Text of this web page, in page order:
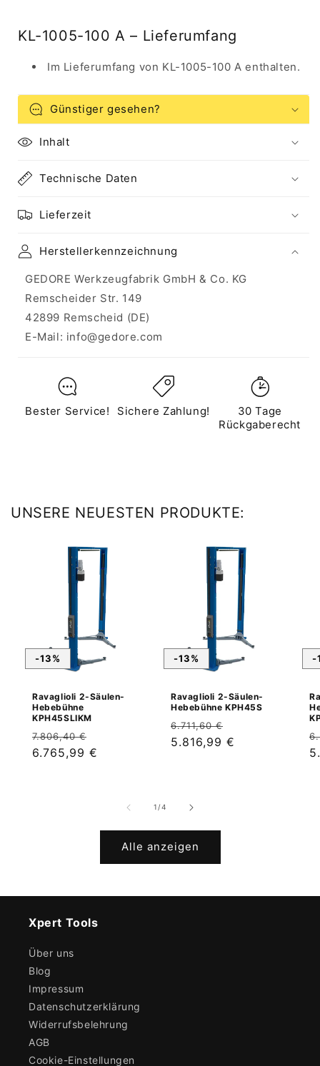
KL-1005-100 A – Lieferumfang
Im Lieferumfang von KL-1005-100 A enthalten.
Günstiger gesehen?
Inhalt
Technische Daten
Lieferzeit
Herstellerkennzeichnung
GEDORE Werkzeugfabrik GmbH & Co. KG
Remscheider Str. 149
42899 Remscheid (DE)
E-Mail: info@gedore.com
Bester Service! Sichere Zahlung!
30 Tage
Rückgaberecht
UNSERE NEUESTEN PRODUKTE:
-13%
Ravaglioli 2-Säulen-
Hebebühne
KPH45SLIKM
Normaler
Preis
7.806,40 €
Verkaufspreis
6.765,99 €
-13%
Ravaglioli 2-Säulen-
Hebebühne KPH45S
Normaler
Preis
6.711,60 €
Verkaufspreis
5.816,99 €
-
1/von
4
Alle anzeigen
Xpert Tools
Über uns
Blog
Impressum
Datenschutzerklärung
Widerrufsbelehrung
AGB
Cookie-Einstellungen